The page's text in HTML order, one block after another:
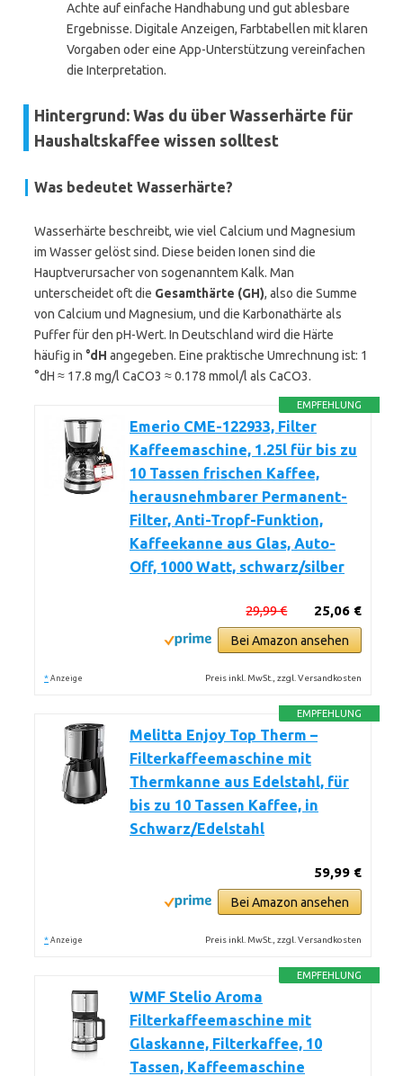
Achte auf einfache Handhabung und gut ablesbare
Ergebnisse. Digitale Anzeigen, Farbtabellen mit klaren
Vorgaben oder eine App-Unterstützung vereinfachen
die Interpretation.
Hintergrund: Was du über Wasserhärte für
Haushaltskaffee wissen solltest
Was bedeutet Wasserhärte?
Wasserhärte beschreibt, wie viel Calcium und Magnesium
im Wasser gelöst sind. Diese beiden Ionen sind die
Hauptverursacher von sogenanntem Kalk. Man
unterscheidet oft die Gesamthärte (GH), also die Summe
von Calcium und Magnesium, und die Karbonathärte als
Puffer für den pH-Wert. In Deutschland wird die Härte
häufig in °dH angegeben. Eine praktische Umrechnung ist: 1
°dH ≈ 17.8 mg/l CaCO3 ≈ 0.178 mmol/l als CaCO3.
EMPFEHLUNG
Emerio CME-122933, Filter
Kaffeemaschine, 1.25l für bis zu
10 Tassen frischen Kaffee,
herausnehmbarer Permanent-
Filter, Anti-Tropf-Funktion,
Kaffeekanne aus Glas, Auto-
Off, 1000 Watt, schwarz/silber
25,06 €
29,99 €
Bei Amazon ansehen
* Anzeige Preis inkl. MwSt., zzgl. Versandkosten
EMPFEHLUNG
Melitta Enjoy Top Therm –
Filterkaffeemaschine mit
Thermkanne aus Edelstahl, für
bis zu 10 Tassen Kaffee, in
Schwarz/Edelstahl
59,99 €
Bei Amazon ansehen
* Anzeige Preis inkl. MwSt., zzgl. Versandkosten
EMPFEHLUNG
WMF Stelio Aroma
Filterkaffeemaschine mit
Glaskanne, Filterkaffee, 10
Tassen, Kaffeemaschine